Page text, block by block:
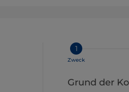
1
Zweck
Grund der